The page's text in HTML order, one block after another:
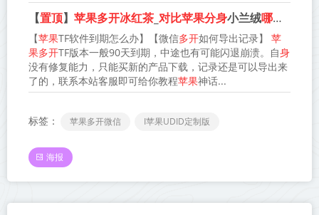
【置顶】 苹果多开冰红茶 对比苹果分身小兰绒哪款更防封
【苹果TF软件到期怎么办】【微信多开如何导出记录】 苹
果多开TF版本一般90天到期，中途也有可能闪退崩溃。自身
没有修复能力，只能买新的产品下载，记录还是可以导出来
了的，联系本站客服即可给你教程苹果神话...
标签： 苹果多开微信 I苹果UDID定制版
海报